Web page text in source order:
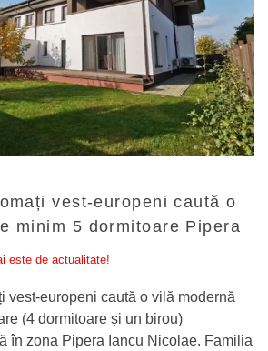
vest-europeni caută o
minim 5 dormitoare Pipera
este de actualitate!
vest-europeni caută o vilă modernă
(4 dormitoare și un birou)
în zona Pipera Iancu Nicolae. Familia